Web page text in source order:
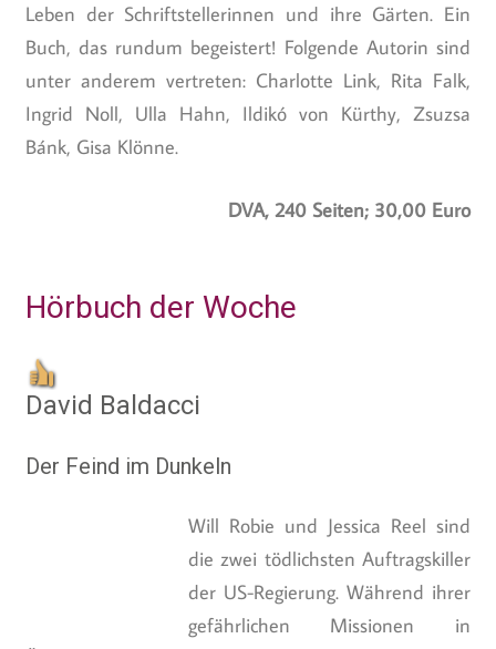
Leben der Schriftstellerinnen und ihre Gärten. Ein
Buch, das rundum begeistert! Folgende Autorin sind
unter anderem vertreten: Charlotte Link, Rita Falk,
Ingrid Noll, Ulla Hahn, Ildikó von Kürthy, Zsuzsa
Bánk, Gisa Klönne.
DVA, 240 Seiten; 30,00 Euro
Hörbuch der Woche
David Baldacci
Der Feind im Dunkeln
Will Robie und Jessica Reel sind
die zwei tödlichsten Auftragskiller
der US-Regierung. Während ihrer
gefährlichen Missionen in